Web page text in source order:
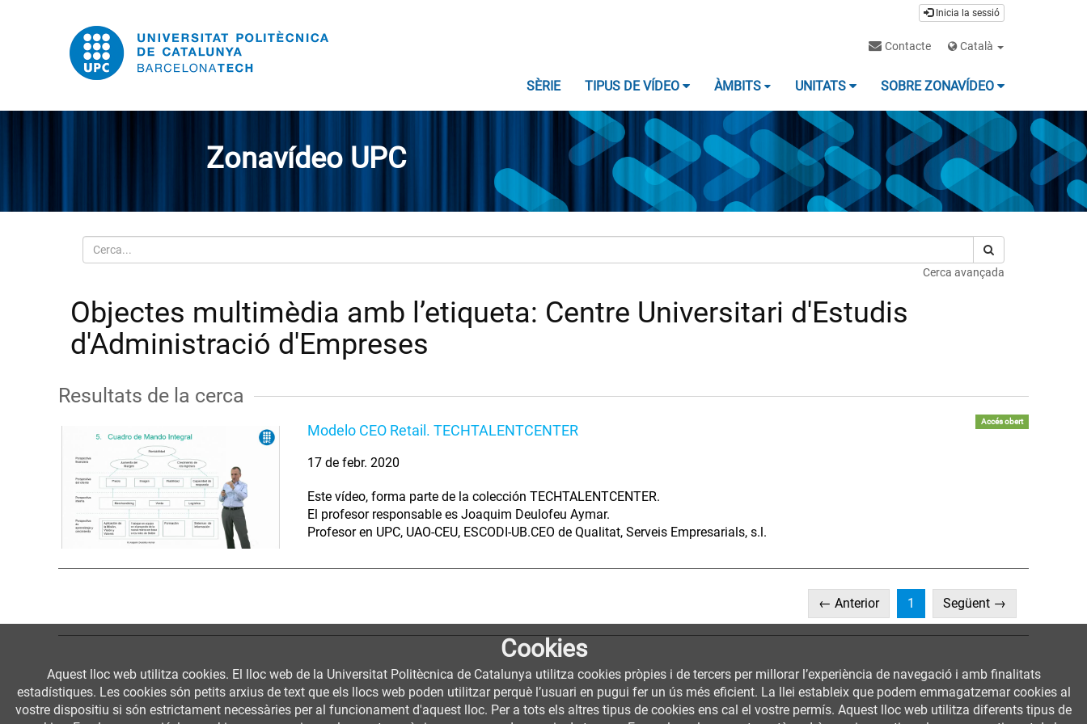
Inicia la sessió
Contacte Català
SÈRIE TIPUS DE VÍDEO ÀMBITS UNITATS SOBRE ZONAVÍDEO
Zonavídeo UPC
Cerca
Cerca avançada
Objectes multimèdia amb l’etiqueta: Centre Universitari d'Estudis
d'Administració d'Empreses
Resultats de la cerca
Modelo CEO Retail. TECHTALENTCENTER
Accés obert
17 de febr. 2020
Este vídeo, forma parte de la colección TECHTALENTCENTER.
El profesor responsable es Joaquim Deulofeu Aymar.
Profesor en UPC, UAO-CEU, ESCODI-UB.CEO de Qualitat, Serveis Empresarials, s.l.
← Anterior 1 (current)Següent →
Cookies
Aquest lloc web utilitza cookies. El lloc web de la Universitat Politècnica de Catalunya utilitza cookies pròpies i de tercers per millorar l’experiència de navegació i amb finalitats
estadístiques. Les cookies són petits arxius de text que els llocs web poden utilitzar perquè l’usuari en pugui fer un ús més eficient. La llei estableix que podem emmagatzemar cookies al
vostre dispositiu si són estrictament necessàries per al funcionament d'aquest lloc. Per a tots els altres tipus de cookies ens cal el vostre permís. Aquest lloc web utilitza diferents tipus de